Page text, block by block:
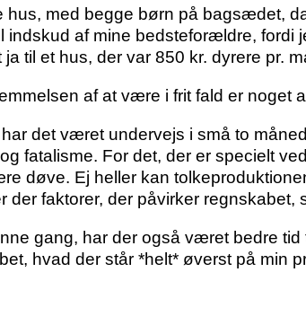
hus, med begge børn på bagsædet,
af mine bedsteforældre, fordi
til et hus, der var 850 kr. dyrere pr.
af at være i frit fald er noget
det været undervejs i små to
fatalisme. For det, der er specielt
døve. Ej heller kan
der faktorer, der påvirker
gang, har der også været bedre
hvad der står *helt* øverst på min